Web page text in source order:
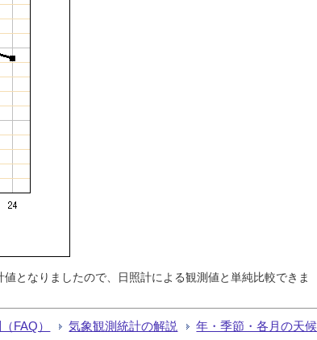
となりましたので、日照計による観測値と単純比較できま
FAQ） 気象観測統計の解説 年・季節・各月の天候